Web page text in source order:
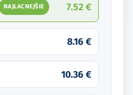
NAJLACNEJŠIE 7.52 €
8.16 €
10.36 €